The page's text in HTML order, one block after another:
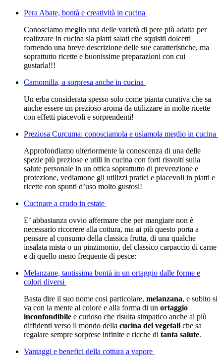
Pera Abate, bontà e creatività in cucina
Conosciamo meglio una delle varietà di pere più adatta per
realizzare in cucina sia piatti salati che squisiti dolcetti
fornendo una breve descrizione delle sue caratteristiche, ma
soprattutto ricette e buonissime preparazioni con cui
gustarla!!!
Camomilla, a sorpresa anche in cucina
Un erba considerata spesso solo come pianta curativa che sa
anche essere un prezioso aroma da utilizzare in molte ricette
con effetti piacevoli e sorprendenti!
Preziosa Curcuma: conosciamola e usiamola meglio in cucina
Approfondiamo ulteriormente la conoscenza di una delle
spezie più preziose e utili in cucina con forti risvolti sulla
salute personale in un ottica soprattutto di prevenzione e
protezione, vediamone gli utilizzi pratici e piacevoli in piatti e
ricette con spunti d’uso molto gustosi!
Cucinare a crudo in estate
E’ abbastanza ovvio affermare che per mangiare non è
necessario ricorrere alla cottura, ma ai più questo porta a
pensare al consumo della classica frutta, di una qualche
insalata mista o un pinzimonio, del classico carpaccio di carne
e di quello meno frequente di pesce:
Melanzane, tantissima bontà in un ortaggio dalle forme e
colori diversi
Basta dire il suo nome cosi particolare, melanzana, e subito si
va con la mente al colore e alla forma di un ortaggio
inconfondibile e curioso che risulta simpatico anche ai più
diffidenti verso il mondo della cucina dei vegetali che sa
regalare sempre sorprese infinite e ricche di tanta salute.
Vantaggi e benefici della cottura a vapore